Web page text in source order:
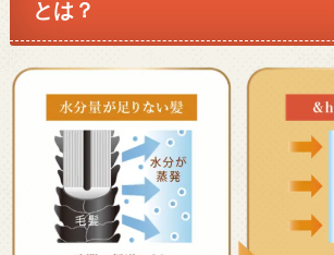
とは？